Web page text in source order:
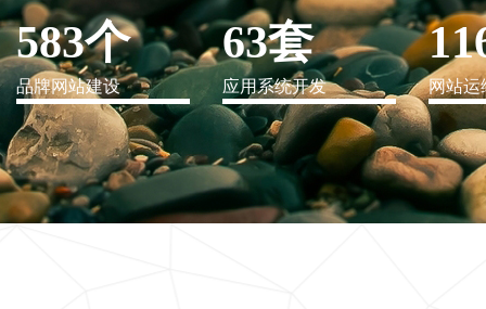
IT行业解决方案
信息爆炸时代，信息传递是否做到更新、更全、更
快
583个
品牌网站建设
63套
应用系统开发 网站运